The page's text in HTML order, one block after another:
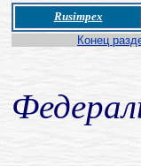
Rusimpex
Конец